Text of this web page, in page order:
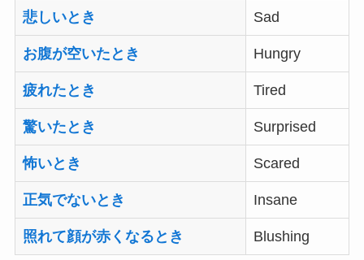
悲しいとき Sad
お腹が空いたとき Hungry
疲れたとき Tired
驚いたとき Surprised
怖いとき Scared
正気でないとき Insane
照れて顔が赤くなるとき Blushing